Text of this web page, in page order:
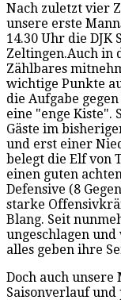
Nach zuletzt vier
unsere erste
14.30 Uhr die
Zeltingen.Auch in
Zählbares
wichtige Punkte
die Aufgabe
eine "enge Kiste".
Gäste im
und erst einer
belegt die Elf von
einen guten
Defensive (8
starke
Blang. Seit
ungeschlagen
alles geben ihre
Doch auch
Saisonverlauf